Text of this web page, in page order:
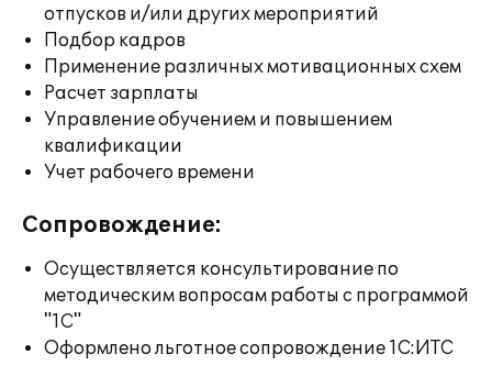
отпусков и/или других мероприятий
Подбор кадров
Применение различных мотивационных схем
Расчет зарплаты
Управление обучением и повышением
квалификации
Учет рабочего времени
Сопровождение:
Осуществляется консультирование по
методическим вопросам работы с программой
"1С"
Оформлено льготное сопровождение 1С:ИТС